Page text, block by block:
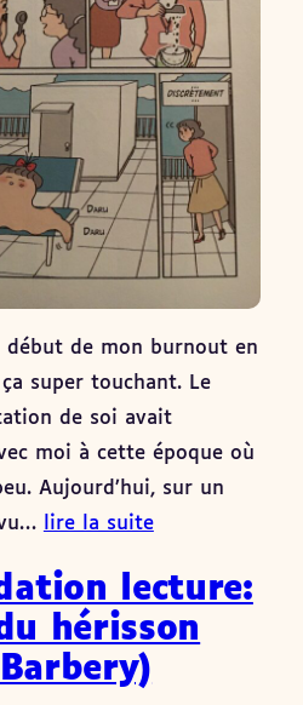
début de mon burnout en
super touchant. Le
de soi avait
moi à cette époque où
Aujourd’hui, sur un
lire la suite
lecture:
hérisson